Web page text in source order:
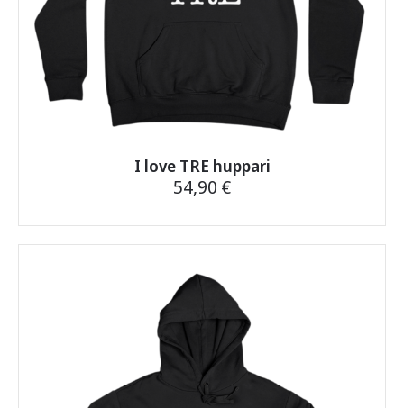
I love TRE huppari
54,90 €
tuotteella
useampi
muunnelma.
Voit
tehdä
valinnat
tuotteen
sivulla.